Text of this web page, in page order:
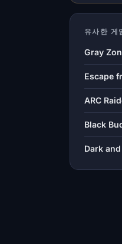
유사한 게
Gray
Escape
ARC
Black
Dark